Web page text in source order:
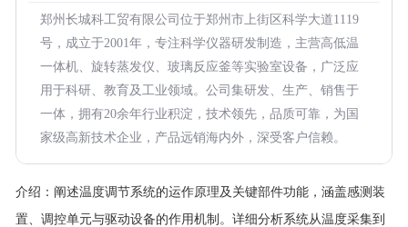
郑州长城科工贸有限公司位于郑州市上街区科学大道1119
号，成立于2001年，专注科学仪器研发制造，主营高低温
一体机、旋转蒸发仪、玻璃反应釜等实验室设备，广泛应
用于科研、教育及工业领域。公司集研发、生产、销售于
一体，拥有20余年行业积淀，技术领先，品质可靠，为国
家级高新技术企业，产品远销海内外，深受客户信赖。
介绍： 阐述温度调节系统的运作原理及关键部件功能，涵盖感测装
置、调控单元与驱动设备的作用机制。详细分析系统从温度采集到